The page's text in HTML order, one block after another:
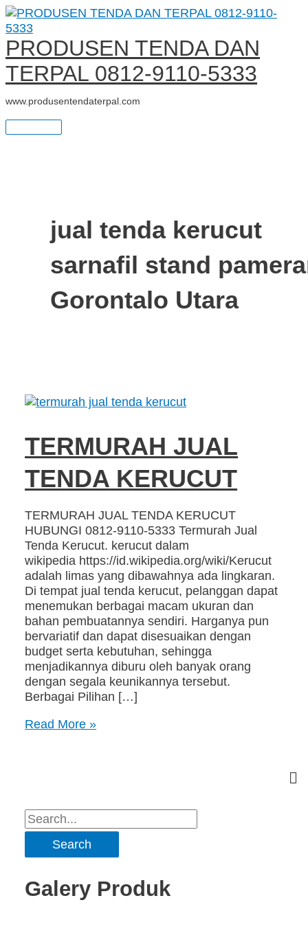
Skip
to
content
PRODUSEN TENDA DAN
TERPAL 0812-9110-5333
www.produsentendaterpal.com
Menu
jual tenda kerucut
sarnafil stand
Gorontalo Utara
TERMURAH JUAL
TENDA KERUCUT
TERMURAH JUAL TENDA KERUCUT
HUBUNGI 0812-9110-5333 Termurah Jual
Tenda Kerucut. kerucut dalam
wikipedia https://id.wikipedia.org/wiki/Kerucut
adalah limas yang dibawahnya ada lingkaran.
Di tempat jual tenda kerucut, pelanggan dapat
menemukan berbagai macam ukuran dan
bahan pembuatannya sendiri. Harganya pun
bervariatif dan dapat disesuaikan dengan
budget serta kebutuhan, sehingga
menjadikannya diburu oleh banyak orang
dengan segala keunikannya tersebut.
Berbagai Pilihan […]
TERMURAH
JUAL
TENDA
KERUCUT
Read More »
S
e
a
r
c
h
Galery Produk